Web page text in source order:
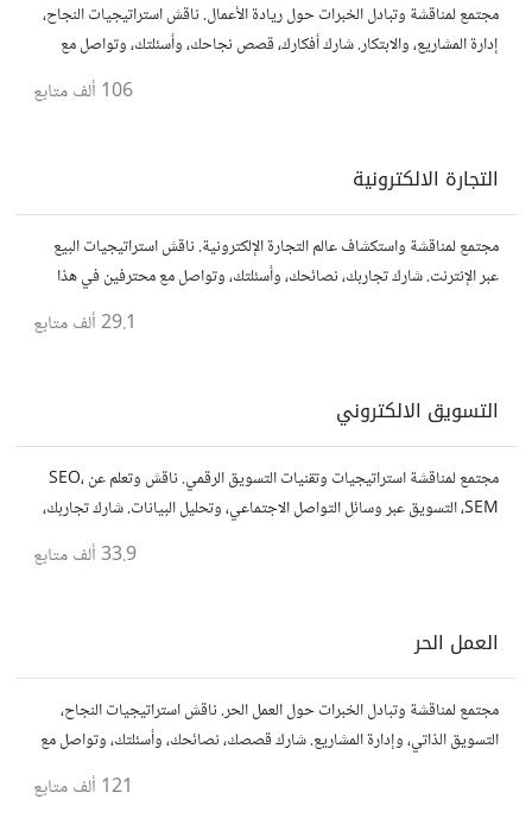
مجتمع لمناقشة وتبادل الخبرات حول ريادة الأعمال. ناقش استراتيجيات النجاح،
إدارة المشاريع، والابتكار. شارك أفكارك، قصص نجاحك، وأسئلتك، وتواصل مع
106 ألف متابع
التجارة الالكترونية
مجتمع لمناقشة واستكشاف عالم التجارة الإلكترونية. ناقش استراتيجيات البيع
عبر الإنترنت. شارك تجاربك، نصائحك، وأسئلتك، وتواصل مع محترفين في هذا
29.1 ألف متابع
التسويق الالكتروني
مجتمع لمناقشة استراتيجيات وتقنيات التسويق الرقمي. ناقش وتعلم عن SEO،
SEM، التسويق عبر وسائل التواصل الاجتماعي، وتحليل البيانات. شارك تجاربك،
33.9 ألف متابع
العمل الحر
مجتمع لمناقشة وتبادل الخبرات حول العمل الحر. ناقش استراتيجيات النجاح،
التسويق الذاتي، وإدارة المشاريع. شارك قصصك، نصائحك، وأسئلتك، وتواصل مع
121 ألف متابع